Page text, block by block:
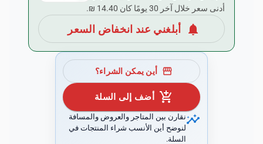
أدنى سعر خلال آخر 30 يومًا كان ‏14.40 ₪.
notifications أبلغني عند انخفاض السعر
storefront أين يمكن الشراء؟
add_shopping_cart أضف إلى السلة
insightsنقارن بين المتاجر والعروض والمسافة
لنوضح أين الأنسب شراء المنتجات في
السلة.